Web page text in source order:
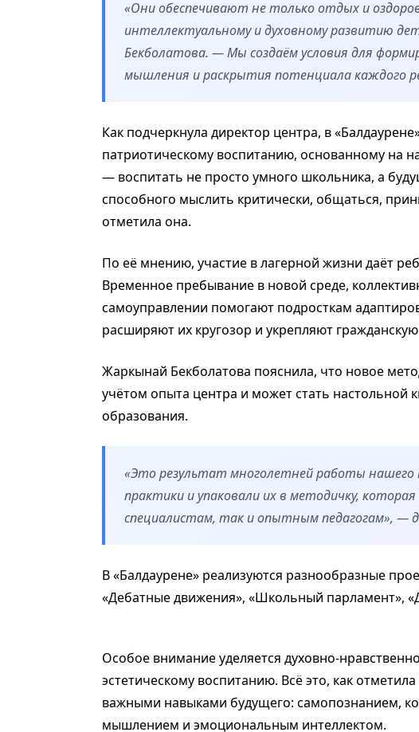
«Они обеспечивают не только отдых и
интеллектуальному и духовному развитию
Бекболатова. — Мы создаём условия для
мышления и раскрытия потенциала каждого
Как подчеркнула директор центра, в
патриотическому воспитанию, основанному на
— воспитать не просто умного школьника, а
способного мыслить критически, общаться,
отметила она.
По её мнению, участие в лагерной жизни даёт
Временное пребывание в новой среде,
самоуправлении помогают подросткам
расширяют их кругозор и укрепляют
Жаркынай Бекболатова пояснила, что новое
учётом опыта центра и может стать настольной
образования.
«Это результат многолетней работы
практики и упаковали их в методичку,
специалистам, так и опытным педагогам», —
В «Балдаурене» реализуются разнообразные
«Дебатные движения», «Школьный парламент»,
Особое внимание уделяется духовно-
эстетическому воспитанию. Всё это, как
важными навыками будущего: самопознанием,
мышлением и эмоциональным интеллектом.